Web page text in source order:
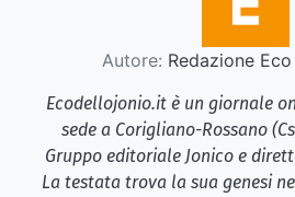
Autore: Redazione
Ecodellojonio.it è un giornale
sede a Corigliano-Rossano
Gruppo editoriale Jonico e
La testata trova la sua genesi